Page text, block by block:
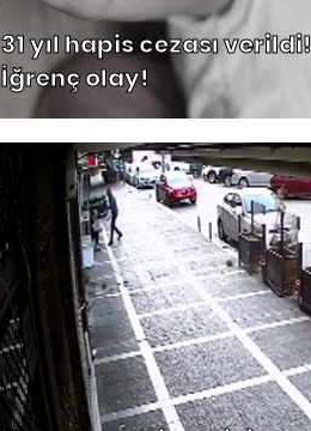
31 yıl hapis cezası verildi!
İğrenç olay!